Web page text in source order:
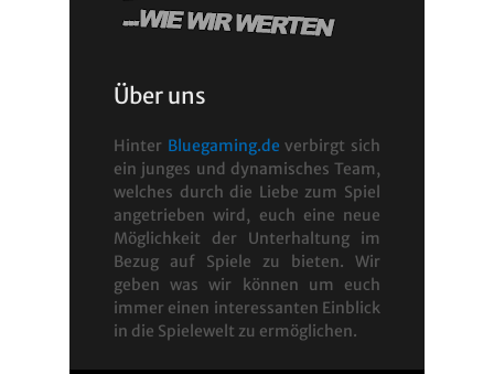
Über uns
Hinter Bluegaming.de verbirgt sich
ein junges und dynamisches Team,
welches durch die Liebe zum Spiel
angetrieben wird, euch eine neue
Möglichkeit der Unterhaltung im
Bezug auf Spiele zu bieten. Wir
geben was wir können um euch
immer einen interessanten Einblick
in die Spielewelt zu ermöglichen.